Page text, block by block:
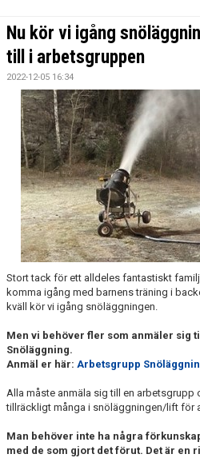
TÄVLING
KALENDER
SALTISBACKEN
DOKUMENT
KONTAKT
PARTNERSKAP
Nu kör vi igång
till i arbetsgruppen
2022-12-05 16:34
Stort tack för ett alldeles fantastiskt
komma igång med barnens träning i
kväll kör vi igång snöläggningen.
Men vi behöver fler som anmäler sig
Snöläggning.
Anmäl er här: Arbetsgrupp
Alla måste anmäla sig till en arbetsgrupp
tillräckligt många i snöläggningen/lift för
Man behöver inte ha några
med de som gjort det förut. Det är en